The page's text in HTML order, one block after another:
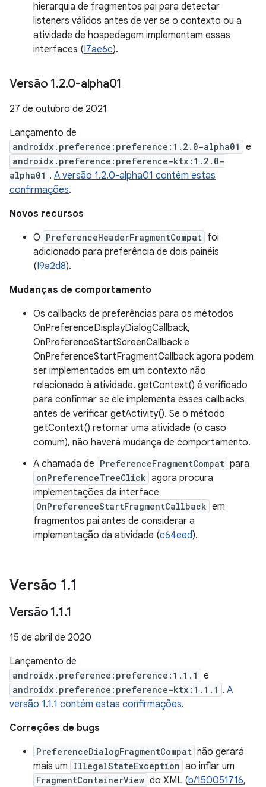
hierarquia de fragmentos pai para detectar
listeners válidos antes de ver se o contexto ou a
atividade de hospedagem implementam essas
interfaces (I7ae6c).
Versão 1.2.0-alpha01
27 de outubro de 2021
Lançamento de
androidx.preference:preference:1.2.0-alpha01 e
androidx.preference:preference-ktx:1.2.0-
alpha01 . A versão 1.2.0-alpha01 contém estas
confirmações.
Novos recursos
O PreferenceHeaderFragmentCompat foi
adicionado para preferência de dois painéis
(I9a2d8).
Mudanças de comportamento
Os callbacks de preferências para os métodos
OnPreferenceDisplayDialogCallback,
OnPreferenceStartScreenCallback e
OnPreferenceStartFragmentCallback agora podem
ser implementados em um contexto não
relacionado à atividade. getContext() é verificado
para confirmar se ele implementa esses callbacks
antes de verificar getActivity(). Se o método
getContext() retornar uma atividade (o caso
comum), não haverá mudança de comportamento.
A chamada de PreferenceFragmentCompat para
onPreferenceTreeClick agora procura
implementações da interface
OnPreferenceStartFragmentCallback em
fragmentos pai antes de considerar a
implementação da atividade (c64eed).
Versão 1.1
Versão 1.1.1
15 de abril de 2020
Lançamento de
androidx.preference:preference:1.1.1 e
androidx.preference:preference-ktx:1.1.1 . A
versão 1.1.1 contém estas confirmações.
Correções de bugs
PreferenceDialogFragmentCompat não gerará
mais um IllegalStateException ao inflar um
FragmentContainerView do XML (b/150051716,